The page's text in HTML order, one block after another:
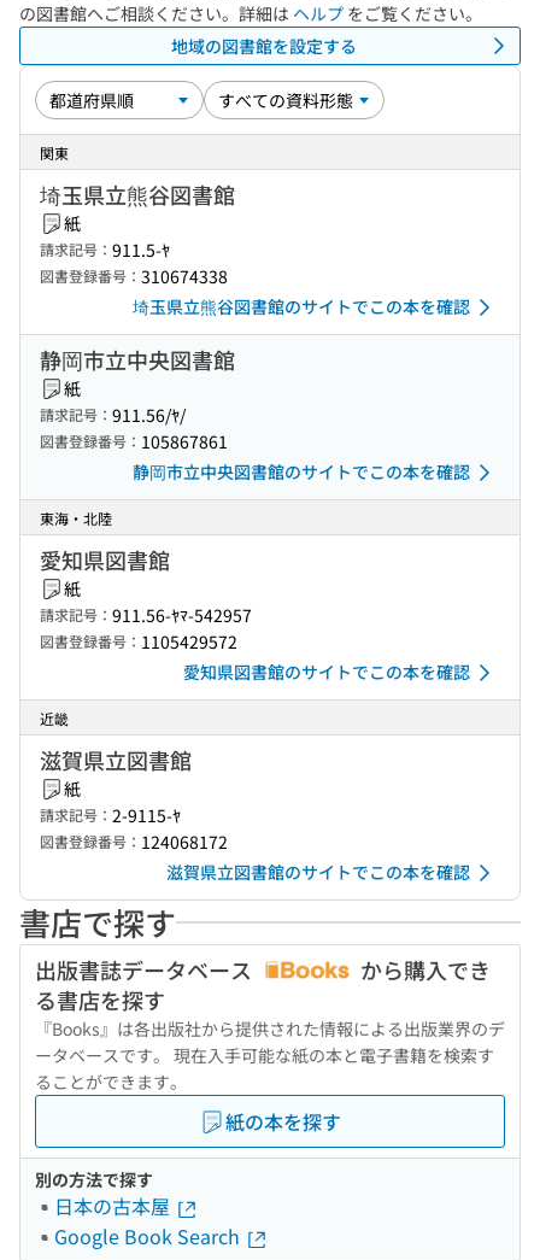
の図書館へご相談ください。詳細は ヘルプ をご覧ください。
地域の図書館を設定する
関東
埼玉県立熊谷図書館
紙
請求記号： 911.5-ﾔ
図書登録番号： 310674338
埼玉県立熊谷図書館のサイトでこの本を確認
静岡市立中央図書館
紙
請求記号： 911.56/ﾔ/
図書登録番号： 105867861
静岡市立中央図書館のサイトでこの本を確認
東海・北陸
愛知県図書館
紙
請求記号： 911.56-ﾔﾏ-542957
図書登録番号： 1105429572
愛知県図書館のサイトでこの本を確認
近畿
滋賀県立図書館
紙
請求記号： 2-9115-ﾔ
図書登録番号： 124068172
滋賀県立図書館のサイトでこの本を確認
書店で探す
出版書誌データベース
から購入でき
る書店を探す
『Books』は各出版社から提供された情報による出版業界のデ
ータベースです。 現在入手可能な紙の本と電子書籍を検索す
ることができます。
紙の本を探す
別の方法で探す
日本の古本屋
Google Book Search